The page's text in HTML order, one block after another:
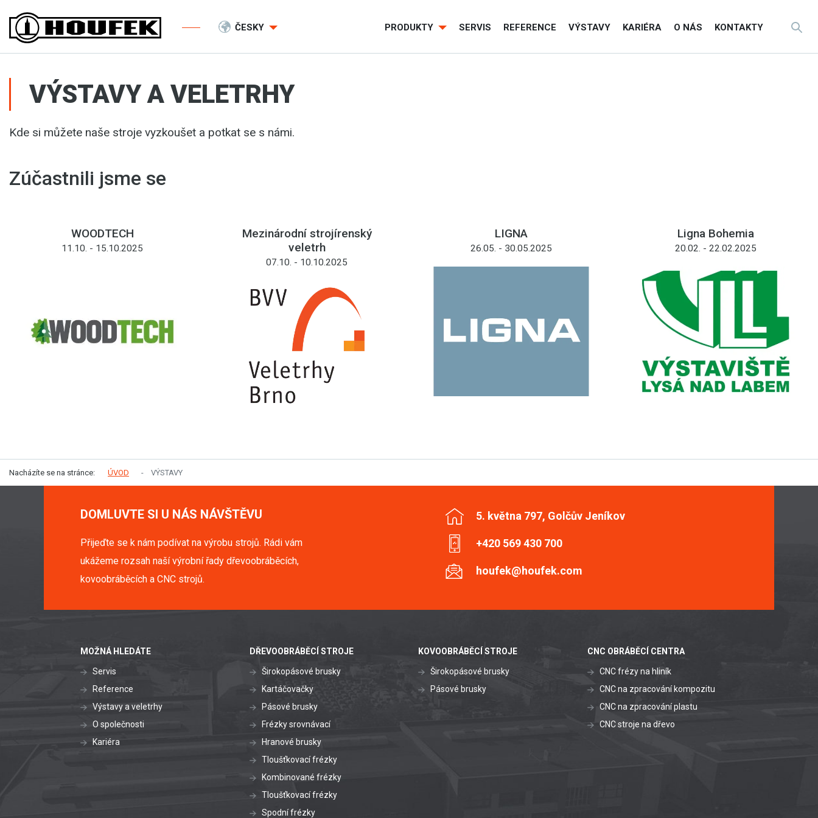
ČESKY PRODUKTY SERVIS REFERENCE VÝSTAVY KARIÉRA O NÁS KONTAKTY
VÝSTAVY A VELETRHY
Kde si můžete naše stroje vyzkoušet a potkat se s námi.
Zúčastnili jsme se
WOODTECH
11.10. - 15.10.2025
Mezinárodní strojírenský
veletrh
07.10. - 10.10.2025
LIGNA
26.05. - 30.05.2025
Ligna Bohemia
20.02. - 22.02.2025
Nacházíte se na stránce: ÚVOD VÝSTAVY
DOMLUVTE SI U NÁS NÁVŠTĚVU
Přijeďte se k nám podívat na výrobu strojů. Rádi vám
ukážeme rozsah naší výrobní řady dřevoobráběcích,
kovoobráběcích a CNC strojů.
5. května 797, Golčův Jeníkov
+420 569 430 700
houfek@houfek.com
MOŽNÁ HLEDÁTE
Servis
Reference
Výstavy a veletrhy
O společnosti
Kariéra
DŘEVOOBRÁBĚCÍ STROJE
Širokopásové brusky
Kartáčovačky
Pásové brusky
Frézky srovnávací
Hranové brusky
Tloušťkovací frézky
Kombinované frézky
Tloušťkovací frézky
Spodní frézky
KOVOOBRÁBĚCÍ STROJE
Širokopásové brusky
Pásové brusky
CNC OBRÁBĚCÍ CENTRA
CNC frézy na hliník
CNC na zpracování kompozitu
CNC na zpracování plastu
CNC stroje na dřevo